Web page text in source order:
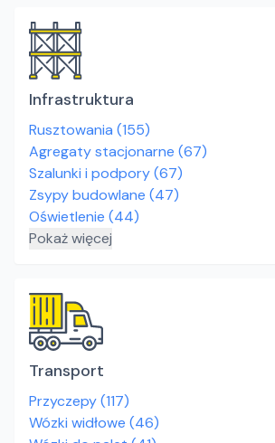
Infrastruktura
Rusztowania (155)
Agregaty stacjonarne (67)
Szalunki i podpory(67)
Zsypy budowlane (47)
Oświetlenie (44)
Pokaż więcej
Transport
Przyczepy(117)
Wózki widłowe (46)